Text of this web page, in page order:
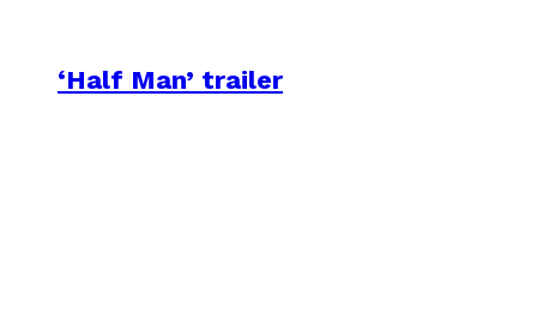
‘Half Man’ trailer